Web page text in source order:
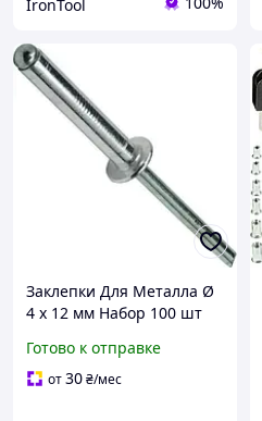
IronTool
Заклепки Для Металла Ø
4 х 12 мм Набор 100 шт
Готово к отправке
от30₴/мес